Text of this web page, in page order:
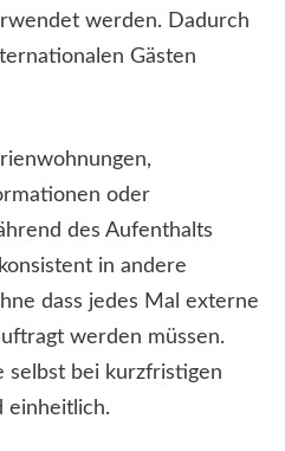
werden. Dadurch
Gästen
oder
des Aufenthalts
in andere
dass jedes Mal externe
werden müssen.
selbst bei kurzfristigen
einheitlich.